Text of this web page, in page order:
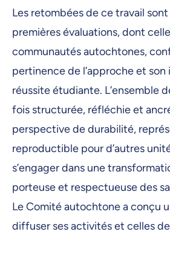
Les retombées de ce travail
premières évaluations, dont
communautés autochtones,
pertinence de l’approche et son
réussite étudiante. L’ensemble
fois structurée, réfléchie et
perspective de durabilité,
reproductible pour d’autres
s’engager dans une
porteuse et respectueuse des
Le Comité autochtone a conçu
diffuser ses activités et celles